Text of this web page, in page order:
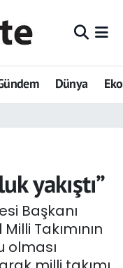
Dünya
yakıştı”
Başkanı
Takımının
olması